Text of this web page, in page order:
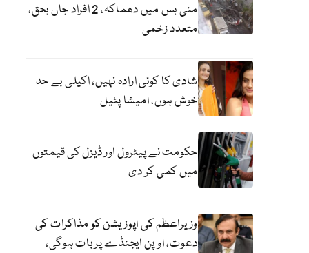
منی بس میں دھماکہ، 2 افراد جاں بحق،
متعدد زخمی
شادی کا کوئی ارادہ نہیں، اکیلی بے حد
خوش ہوں، امیشا پٹیل
حکومت نے پیٹرول اور ڈیزل کی قیمتوں
میں کمی کر دی
وزیراعظم کی اپوزیشن کو مذاکرات کی
دعوت، اوپن ایجنڈے پر بات ہوگی،